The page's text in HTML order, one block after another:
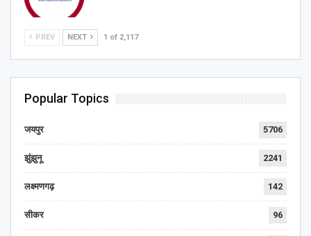
PREV NEXT 1 of 2,117
Popular Topics
जयपुर 5706
झुंझुनू 2241
लक्ष्मणगढ़ 142
सीकर 96